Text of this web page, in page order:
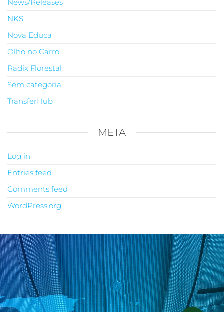
News/Releases
NKS
Nova Educa
Olho no Carro
Radix Florestal
Sem categoria
TransferHub
META
Log in
Entries feed
Comments feed
WordPress.org